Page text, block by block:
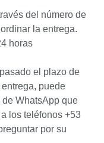
del número de
la entrega.
horas
el plazo de
puede
WhatsApp que
los teléfonos +53
por su